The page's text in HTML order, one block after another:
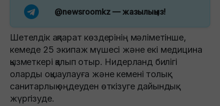
@newsroomkz — жазылыңыз!
Шетелдік ақпарат көздерінің мәліметінше,
кемеде 25 экипаж мүшесі және екі медицина
қызметкері қалып отыр. Нидерланд билігі
оларды оқшаулауға және кемені толық
санитарлық өңдеуден өткізуге дайындық
жүргізуде.